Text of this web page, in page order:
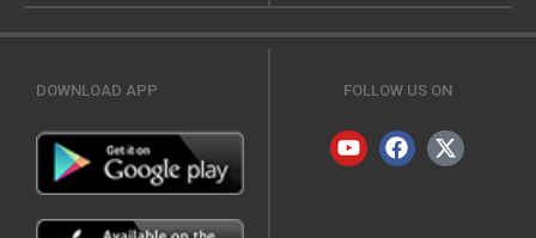
DOWNLOAD APP FOLLOW US ON